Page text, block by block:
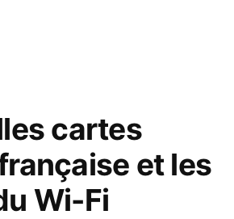
OS
9
cartes
et les
Wi-Fi